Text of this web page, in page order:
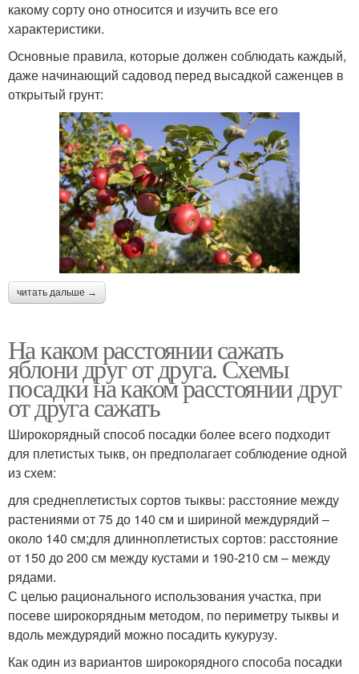
какому сорту оно относится и изучить все его
характеристики.
Основные правила, которые должен соблюдать каждый,
даже начинающий садовод перед высадкой саженцев в
открытый грунт:
читать дальше →
На каком расстоянии сажать
яблони друг от друга. Схемы
посадки на каком расстоянии друг
от друга сажать
Широкорядный способ посадки более всего подходит
для плетистых тыкв, он предполагает соблюдение одной
из схем:
для среднеплетистых сортов тыквы: расстояние между
растениями от 75 до 140 см и шириной междурядий –
около 140 см;для длинноплетистых сортов: расстояние
от 150 до 200 см между кустами и 190-210 см – между
рядами.
С целью рационального использования участка, при
посеве широкорядным методом, по периметру тыквы и
вдоль междурядий можно посадить кукурузу.
Как один из вариантов широкорядного способа посадки